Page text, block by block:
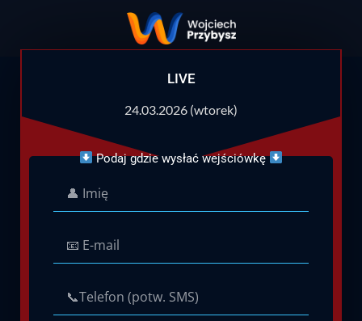
LIVE
24.03.2026 (wtorek)
Podaj gdzie wysłać wejściówkę